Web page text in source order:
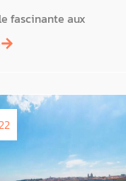
fascinante aux